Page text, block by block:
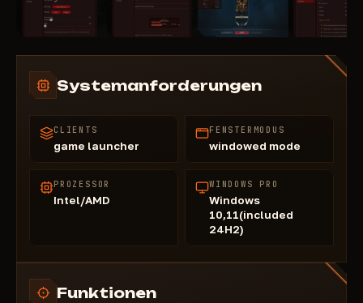
Systemanforderungen
CLIENTS
game launcher
FENSTERMODUS
windowed mode
PROZESSOR
Intel/AMD
WINDOWS PRO
Windows
10,11(included
24H2)
Funktionen